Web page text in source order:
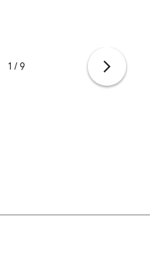
1 / 9 arrow_forward_ios